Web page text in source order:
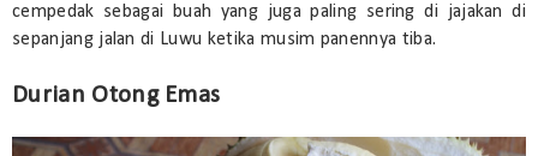
cempedak sebagai buah yang juga paling sering di jajakan di
sepanjang jalan di Luwu ketika musim panennya tiba.
Durian Otong Emas